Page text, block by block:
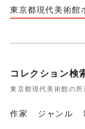
東京都現代美術館
コレクション検
東京都現代美術館の
作家 ジャンル